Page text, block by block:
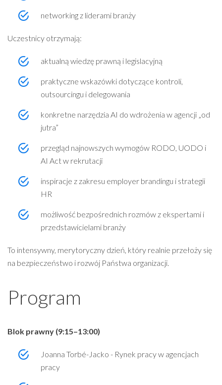
networking z liderami branży
Uczestnicy otrzymają:
aktualną wiedzę prawną i legislacyjną
praktyczne wskazówki dotyczące kontroli,
outsourcingu i delegowania
konkretne narzędzia AI do wdrożenia w agencji „od
jutra”
przegląd najnowszych wymogów RODO, UODO i
AI Act w rekrutacji
inspiracje z zakresu employer brandingu i strategii
HR
możliwość bezpośrednich rozmów z ekspertami i
przedstawicielami branży
To intensywny, merytoryczny dzień, który realnie przełoży się
na bezpieczeństwo i rozwój Państwa organizacji.
Program
Blok prawny (9:15–13:00)
Joanna Torbé-Jacko - Rynek pracy w agencjach
pracy